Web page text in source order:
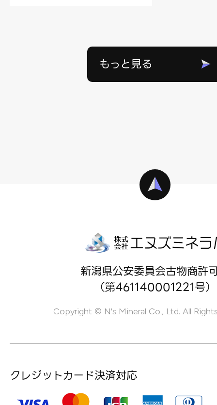
もっと見る
新潟県公安委員会古物商許
（第461140001221号）
Copyright © N's Mineral Co., Ltd. All
クレジットカード決済対応